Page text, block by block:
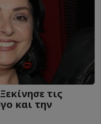
τις
και την